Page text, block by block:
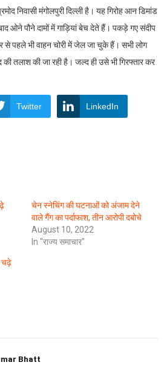
निवासी मंगोलपुरी दिल्ली है। यह गिरोह आन डिमांड
ओने पौने दामों में गाड़ियां बेच देते हैं। पकड़े गए संदीप
से पहले भी वाहन चोरी में जेल जा चुके हैं। सभी लोग
तलाश की जा रही है। जल्द ही उसे भी गिरफ्तार कर
Twitter LinkedIn
चेन स्नेचिंग की घटनाओं को अंजाम देने
वाले गैंग का पर्दाफाश, तीन आरोपी दबोचे
August 10, 2022
In "राज्य समाचार"
चढ़े
Bhatt